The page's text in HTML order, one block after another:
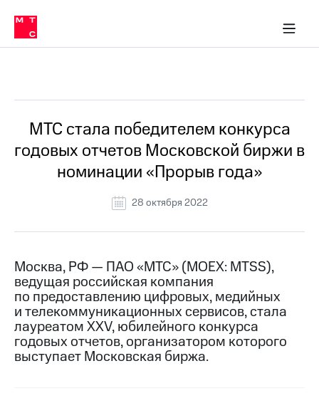
Медиа-центр
и акционерам
Устойчивое развитие
Комплаенс и деловая этика
компании
Карьера
История
компании
Руководство
информация
Контакты
Медиа-центр
Пресс-
релизы
МТС
о технологиях
в МТС
Пресс-
релизы
МТС
о технологиях
МТС стала победителем конкурса
годовых отчетов Московской биржи в
номинации «Прорыв года»
28 октября 2022
Москва, РФ — ПАО «МТС» (MOEX: MTSS),
ведущая российская компания
по предоставлению цифровых, медийных
и телекоммуникационных сервисов, стала
лауреатом XXV, юбилейного конкурса
годовых отчетов, организатором которого
выступает Московская биржа.